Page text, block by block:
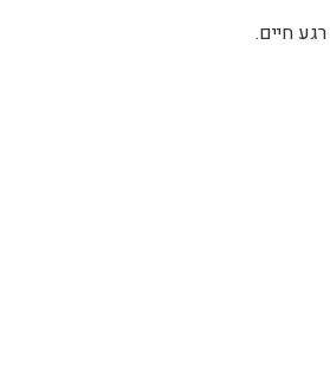
חיים.